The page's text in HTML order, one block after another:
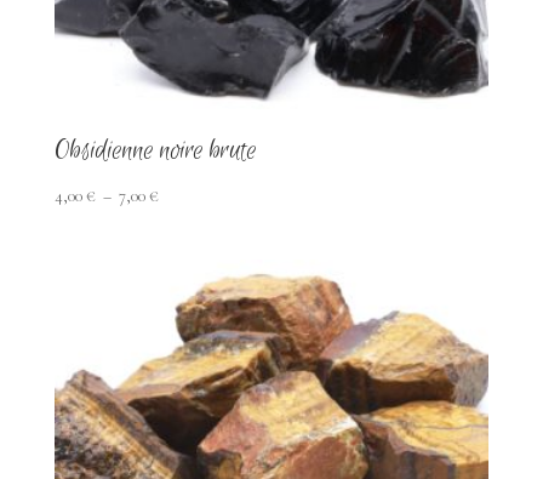
Obsidienne noire brute
4,00€ – 7,00€Plage
7,00 €